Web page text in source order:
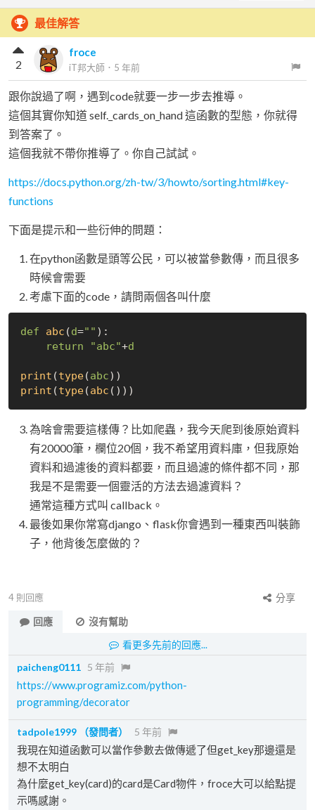
最佳解答
froce
iT邦大師 ． 5 年前
2
跟你說過了啊，遇到code就要一步一步去推導。
這個其實你知道 self._cards_on_hand 這函數的型態，你就得
到答案了。
這個我就不帶你推導了。你自己試試。
https://docs.python.org/zh-tw/3/howto/sorting.html#key-
functions
下面是提示和一些衍伸的問題：
在python函數是頭等公民，可以被當參數傳，而且很多
時候會需要
考慮下面的code，請問兩個各叫什麼
def abc (d="" ):
return
"abc"+d
print (type(abc))
print (type(abc ()))
為啥會需要這樣傳？比如爬蟲，我今天爬到後原始資料
有20000筆，欄位20個，我不希望用資料庫，但我原始
資料和過濾後的資料都要，而且過濾的條件都不同，那
我是不是需要一個靈活的方法去過濾資料？
通常這種方式叫 callback。
最後如果你常寫django、flask你會遇到一種東西叫裝飾
子，他背後怎麼做的？
4 則回應
分享
回應
沒有幫助
看更多先前的回應...
paicheng0111 5 年前
https://www.programiz.com/python-
programming/decorator
tadpole1999 （發問者） 5 年前
我現在知道函數可以當作參數去做傳遞了但get_key那邊還是
想不太明白
為什麼get_key(card)的card是Card物件，froce大可以給點提
示嗎感謝。